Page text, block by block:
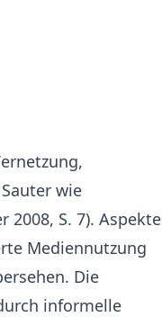
wie
S. 7). Aspekte
Mediennutzung
Die
informelle